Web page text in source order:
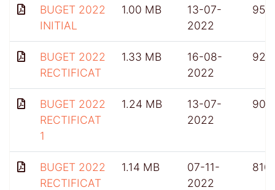
BUGET 2022
INITIAL
1.00 MB
13-07-
2022
956
BUGET 2022
RECTIFICAT
1.33 MB
16-08-
2022
926
BUGET 2022
RECTIFICAT
1
1.24 MB
13-07-
2022
904
BUGET 2022
RECTIFICAT
1.14 MB
07-11-
2022
810